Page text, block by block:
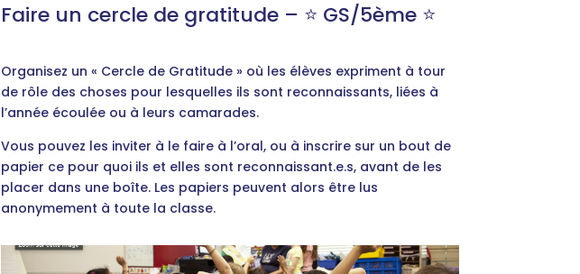
Faire un cercle de gratitude – ⭐️ GS/5ème ⭐️
Organisez un « Cercle de Gratitude » où les élèves expriment à tour
de rôle des choses pour lesquelles ils sont reconnaissants, liées à
l’année écoulée ou à leurs camarades.
Vous pouvez les inviter à le faire à l’oral, ou à inscrire sur un bout de
papier ce pour quoi ils et elles sont reconnaissant.e.s, avant de les
placer dans une boîte. Les papiers peuvent alors être lus
anonymement à toute la classe.